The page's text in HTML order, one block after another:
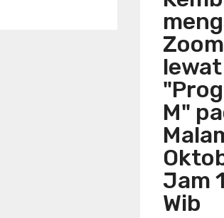
M"
Jam
Wib